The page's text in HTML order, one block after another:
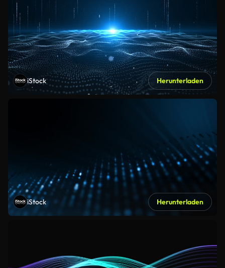
iStock Herunterladen
iStock Herunterladen